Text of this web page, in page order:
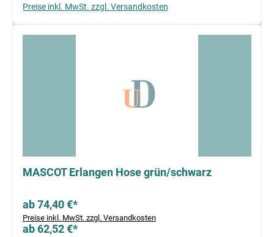
Preise inkl. MwSt. zzgl. Versandkosten
MASCOT Erlangen Hose grün/schwarz
ab 74,40 €*
Preise inkl. MwSt. zzgl. Versandkosten
ab 62,52 €*